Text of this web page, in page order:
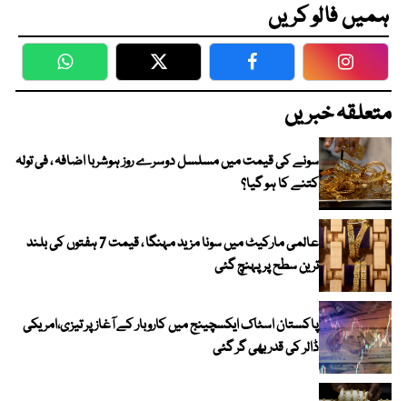
ہمیں فالو کریں
WhatsApp Twitter Facebook
متعلقہ خبریں
سونے کی قیمت میں مسلسل دوسرے روز ہوشربا اضافہ ، فی تولہ
کتنے کا ہو گیا؟
عالمی مارکیٹ میں سونا مزید مہنگا ، قیمت 7 ہفتوں کی بلند
ترین سطح پر پہنچ گئی
پاکستان اسٹاک ایکسچینج میں کاروبار کے آغاز پر تیزی،امریکی
ڈالر کی قدر بھی گر گئی